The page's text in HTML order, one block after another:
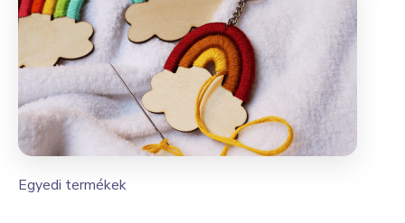
Egyedi termékek